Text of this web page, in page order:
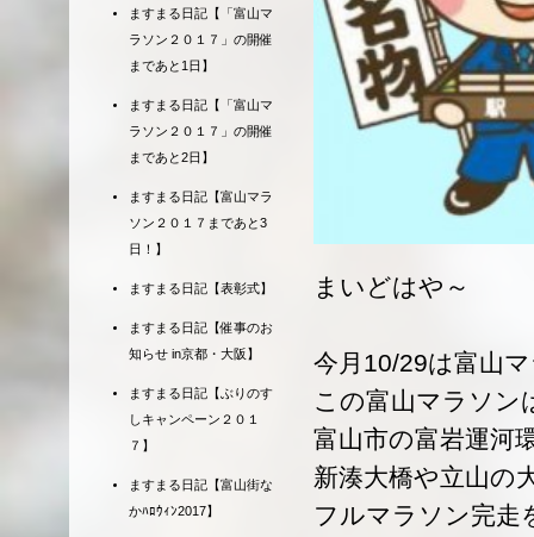
まいどはや～
今月10/29は富山
この富山マラソン
富山市の富岩運河
新湊大橋や立山の
フルマラソン完走
ますまる日記【「富山マ
ラソン２０１７」の開催
まであと1日】
ますまる日記【「富山マ
ラソン２０１７」の開催
まであと2日】
ますまる日記【富山マラ
ソン２０１７まであと3
日！】
ますまる日記【表彰式】
ますまる日記【催事のお
知らせ in京都・大阪】
ますまる日記【ぶりのす
しキャンペーン２０１
７】
ますまる日記【富山街な
かﾊﾛｳｨﾝ2017】